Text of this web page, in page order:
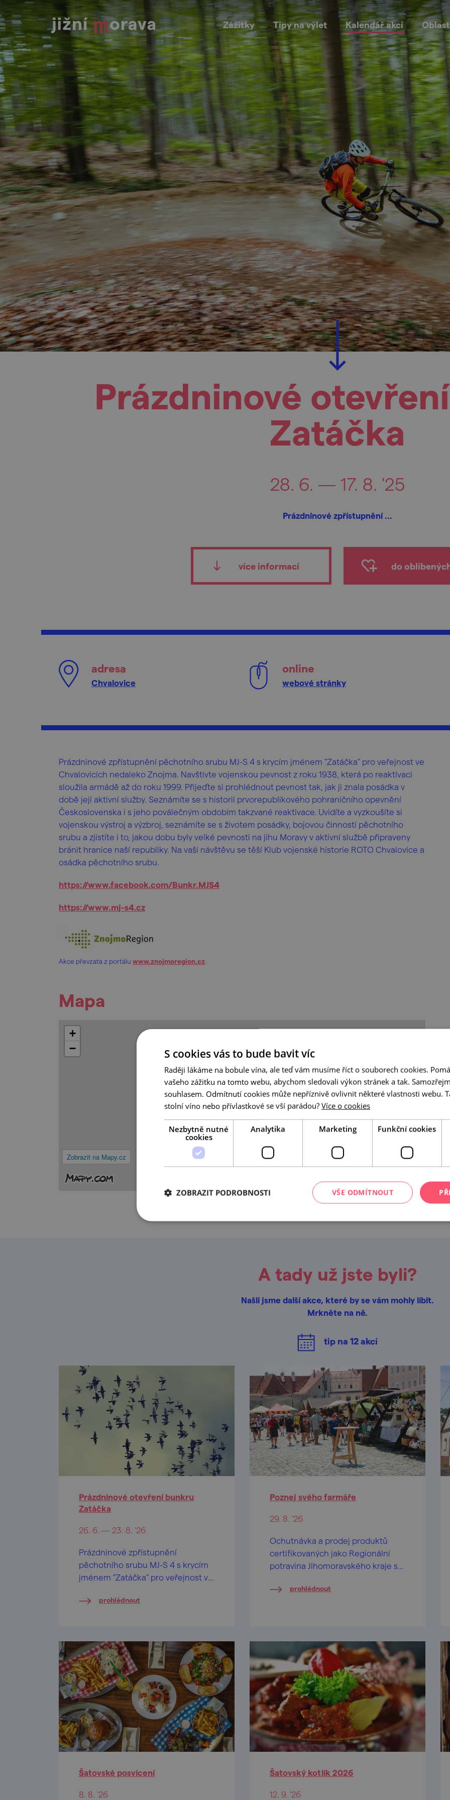
Zážitky Tipy na výlet Kalendář akcí
Prázdninové
Zatáčka
28. 6. — 17. 8. '25
Prázdninové zpřístupnění ...
více informací do
adresa
Chvalovice
online
webové stránky
Prázdninové zpřístupnění pěchotního srubu MJ-S 4 s krycím jménem "Zatáčka" pro veřejnost ve
Chvalovicích nedaleko Znojma. Navštivte vojenskou pevnost z roku 1938, která po reaktivaci
sloužila armádě až do roku 1999. Přijeďte si prohlédnout pevnost tak, jak ji znala posádka v
době její aktivní služby. Seznámíte se s historií prvorepublikového pohraničního opevnění
Československa i s jeho poválečným obdobím takzvané reaktivace. Uvidíte a vyzkoušíte si
vojenskou výstroj a výzbroj, seznámíte se s životem posádky, bojovou činností pěchotního
srubu a zjistíte i to, jakou dobu byly velké pevnosti na jihu Moravy v aktivní službě připraveny
bránit hranice naší republiky. Na vaši návštěvu se těší Klub vojenské historie ROTO Chvalovice a
osádka pěchotního srubu.
https://www.facebook.com/Bunkr.MJS4
https://www.mj-s4.cz
Akce převzata z portálu www.znojmoregion.cz
Mapa
Zobrazit na Mapy.cz
+
−
Leaflet © Seznam.cz a.s. a další
A tady už jste byli?
Našli jsme další akce, které by se vám mohly líbit.
Mrkněte na ně.
tip na 12akcí
Prázdninové otevření bunkru
Zatáčka
26. 6. — 23. 8. '26
Prázdninové zpřístupnění
pěchotního srubu MJ-S 4 s krycím
jménem "Zatáčka" pro veřejnost ve
prohlédnout
Poznej svého farmáře
29. 8. '26
Ochutnávka a prodej produktů
certifikovaných jako Regionální
potravina Jihomoravského kraje s
programem.
prohlédnout
Šatovské posvícení
8. 8. '26
Šatovský kotlík 2026
12. 9. '26
S cookies vás to bude bavit víc
Raději lákáme na bobule vína, ale teď vám musíme říct o souborech cookies.
vašeho zážitku na tomto webu, abychom sledovali výkon stránek a tak.
souhlasem. Odmítnutí cookies může nepříznivě ovlivnit některé vlastnosti webu.
stolní víno nebo přívlastkové se vší parádou? Více o cookies
Nezbytně nutné
cookies
Analytika Marketing Funkční cookies
VŠE ODMÍTNOUT
ZOBRAZIT PODROBNOSTI